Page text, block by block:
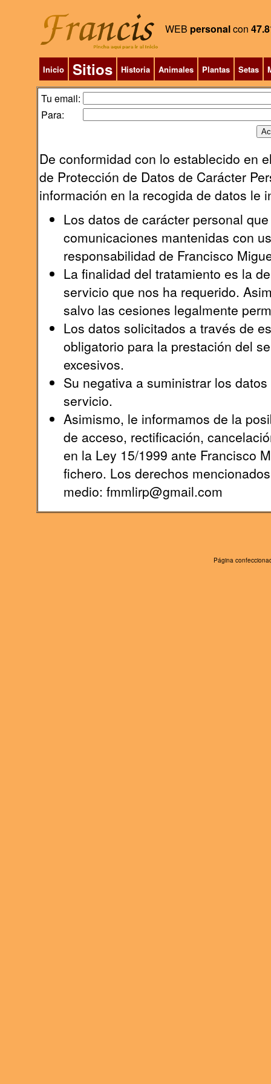
WEB personalcon
Inicio Sitios Historia Animales Plantas Setas
Tu email:
Para:
De conformidad con lo establecido en
de Protección de Datos de Carácter
información en la recogida de datos le
Los datos de carácter personal
comunicaciones mantenidas con
responsabilidad de Francisco
La finalidad del tratamiento es la
servicio que nos ha requerido.
salvo las cesiones legalmente
Los datos solicitados a través de
obligatorio para la prestación del
excesivos.
Su negativa a suministrar los
servicio.
Asimismo, le informamos de la
de acceso, rectificación,
en la Ley 15/1999 ante Francisco
fichero. Los derechos
medio: fmmlirp@gmail.com
Página